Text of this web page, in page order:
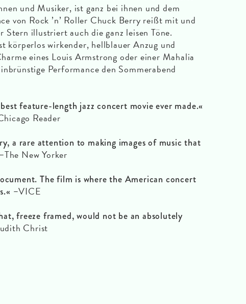
und Musiker, ist ganz bei ihnen und dem
von Rock ’n’ Roller Chuck Berry reißt mit und
Stern illustriert auch die ganz leisen Töne.
körperlos wirkender, hellblauer Anzug und
eines Louis Armstrong oder einer Mahalia
Performance den Sommerabend
feature-length jazz concert movie ever made.«
Reader
a rare attention to making images of music that
The New Yorker
The film is where the American concert
–VICE
freeze framed, would not be an absolutely
Christ